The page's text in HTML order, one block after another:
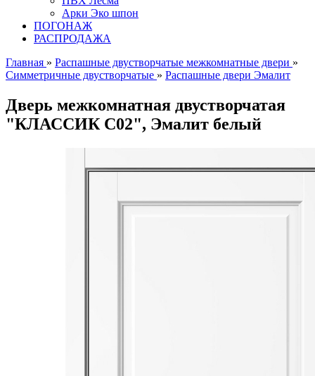
Арки Эко шпон
ПОГОНАЖ
РАСПРОДАЖА
Главная » Распашные двустворчатые межкомнатные двери »
Симметричные двустворчатые » Распашные двери Эмалит
Дверь межкомнатная двустворчатая
"КЛАССИК C02", Эмалит белый